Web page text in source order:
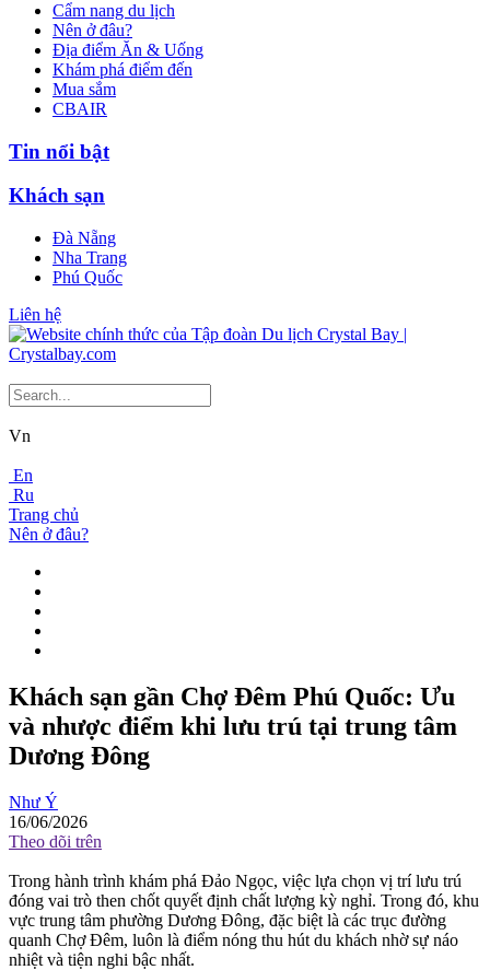
Cẩm nang du lịch
Nên ở đâu?
Địa điểm Ăn & Uống
Khám phá điểm đến
Mua sắm
CBAIR
Tin nổi bật
Khách sạn
Đà Nẵng
Nha Trang
Phú Quốc
Liên hệ
Vn
En
Ru
Trang chủ
Nên ở đâu?
Khách sạn gần Chợ Đêm Phú Quốc: Ưu
và nhược điểm khi lưu trú tại trung tâm
Dương Đông
Như Ý
16/06/2026
Theo dõi trên
Trong hành trình khám phá Đảo Ngọc, việc lựa chọn vị trí lưu trú
đóng vai trò then chốt quyết định chất lượng kỳ nghỉ. Trong đó, khu
vực trung tâm phường Dương Đông, đặc biệt là các trục đường
quanh Chợ Đêm, luôn là điểm nóng thu hút du khách nhờ sự náo
nhiệt và tiện nghi bậc nhất.